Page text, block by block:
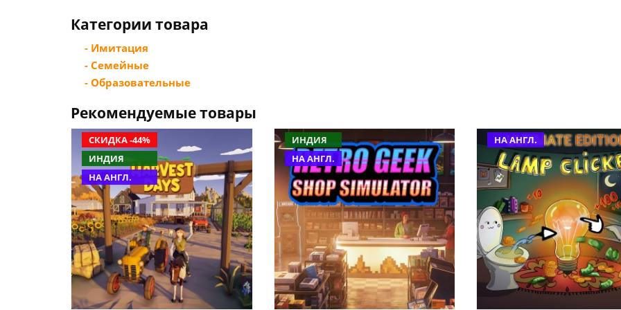
Категории товара
- Имитация
- Семейные
- Образовательные
Рекомендуемые товары
СКИДКА -44%
ИНДИЯ
НА АНГЛ.
ИНДИЯ
НА АНГЛ.
НА АНГЛ.